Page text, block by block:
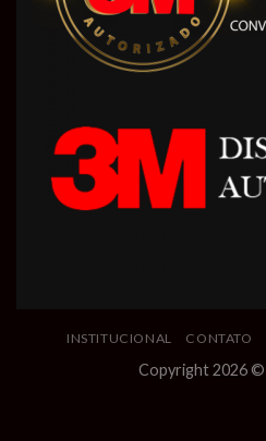
INSTITUCIONAL CONTATO
Copyright 2026 ©